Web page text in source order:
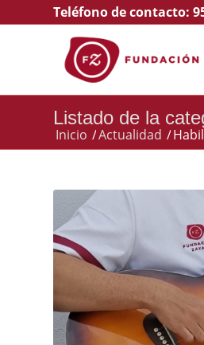
Teléfono de contacto:
Listado de la
Inicio /Actualidad /